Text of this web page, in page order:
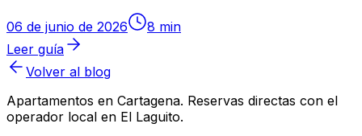
06 de junio de 2026 8 min
Leer guía
Volver al blog
Apartamentos en Cartagena. Reservas directas con el
operador local en El Laguito.